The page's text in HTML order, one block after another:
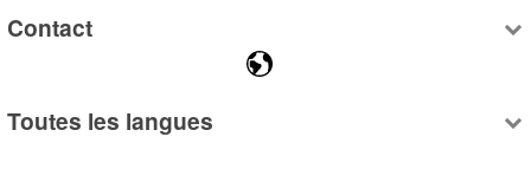
Contact
Toutes les langues